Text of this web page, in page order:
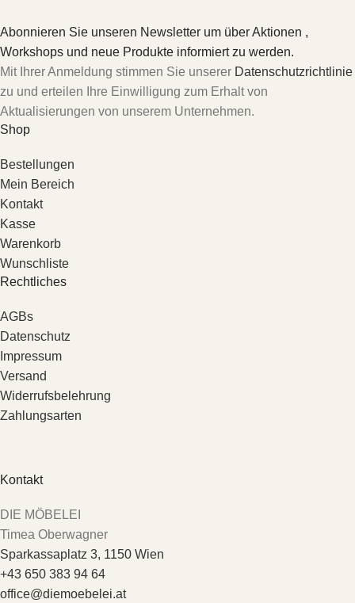
Abonnieren Sie unseren Newsletter um über Aktionen ,
Workshops und neue Produkte informiert zu werden.
Mit Ihrer Anmeldung stimmen Sie unserer Datenschutzrichtlinie
zu und erteilen Ihre Einwilligung zum Erhalt von
Aktualisierungen von unserem Unternehmen.
Shop
Bestellungen
Mein Bereich
Kontakt
Kasse
Warenkorb
Wunschliste
Rechtliches
AGBs
Datenschutz
Impressum
Versand
Widerrufsbelehrung
Zahlungsarten
Kontakt
DIE MÖBELEI
Timea Oberwagner
Sparkassaplatz 3, 1150 Wien
+43 650 383 94 64
office@diemoebelei.at